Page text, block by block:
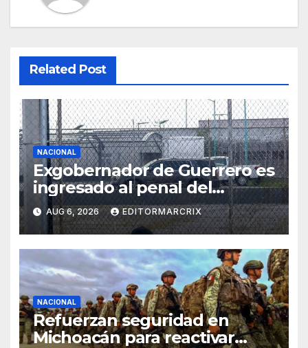
Related Post
NACIONAL
Exgobernador de Guerrero es
ingresado al penal del
Altiplano por el caso
Ayotzinapa
AUG 6, 2026 EDITORMARCRIX
NACIONAL
Refuerzan seguridad en
Michoacán para reactivar